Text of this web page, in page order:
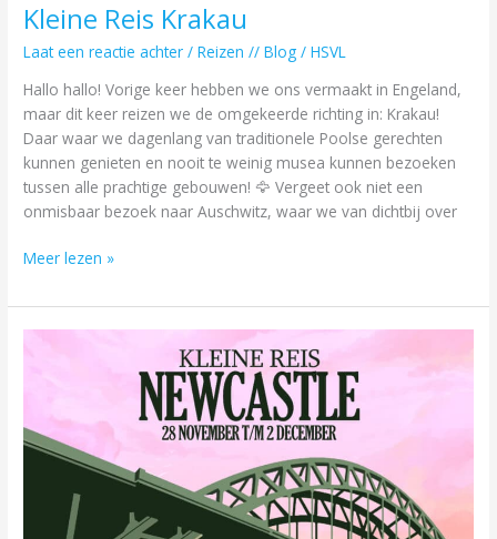
Kleine Reis Krakau
Laat een reactie achter /Reizen // Blog /HSVL
Hallo hallo! Vorige keer hebben we ons vermaakt in Engeland,
maar dit keer reizen we de omgekeerde richting in: Krakau!
Daar waar we dagenlang van traditionele Poolse gerechten
kunnen genieten en nooit te weinig musea kunnen bezoeken
tussen alle prachtige gebouwen! 🦅 Vergeet ook niet een
onmisbaar bezoek naar Auschwitz, waar we van dichtbij over
Meer lezen »